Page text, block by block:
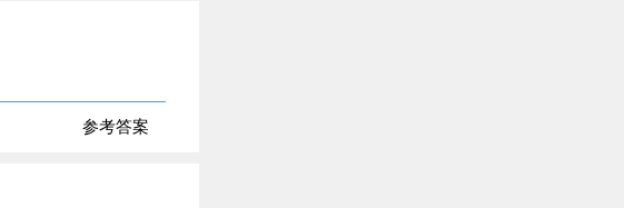
参考答案